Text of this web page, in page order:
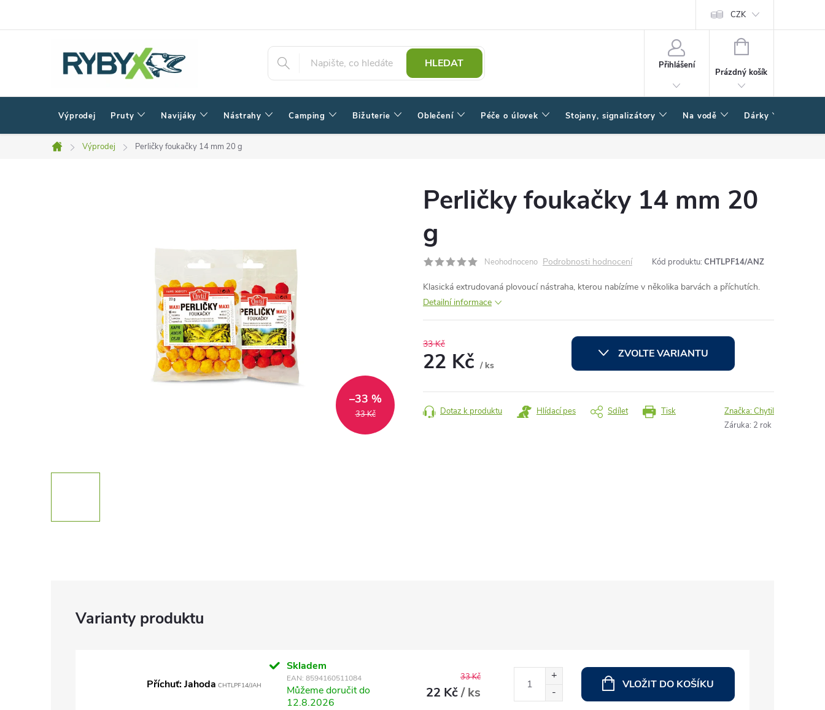
CZK
HLEDAT Přihlášení
NÁKUPNÍ
Prázdný košík
Výprodej Pruty Navijáky Nástrahy Camping Bižuterie Oblečení Péče o úlovek Stojany, signalizátory Na vodě Dárky
Domů
Výprodej Perličky foukačky 14 mm 20 g
33 Kč
–33 %
Perličky foukačky 14 mm 20
g
Neohodnoceno Podrobnosti hodnocení Kód produktu: CHTLPF14/ANZ
Klasická extrudovaná plovoucí nástraha, kterou nabízíme v několika barvách a příchutích.
Detailní informace
33 Kč
22 Kč / ks
cena:
ZVOLTE VARIANTU
Tisk
Dotaz k produktu Hlídací pes Sdílet Značka:Chytil
Záruka: 2 rok
Příchuť: Jahoda CHTLPF14/JAH
Skladem
EAN: 8594160511084
Můžeme doručit do
12.8.2026
33 Kč
22 Kč/ ks VLOŽIT DO KOŠÍKU